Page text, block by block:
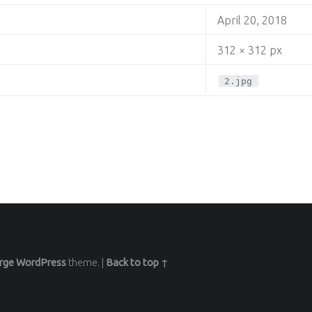
April 20, 2018
312 × 312 px
2.jpg
WordPress theme. Back to top ↑